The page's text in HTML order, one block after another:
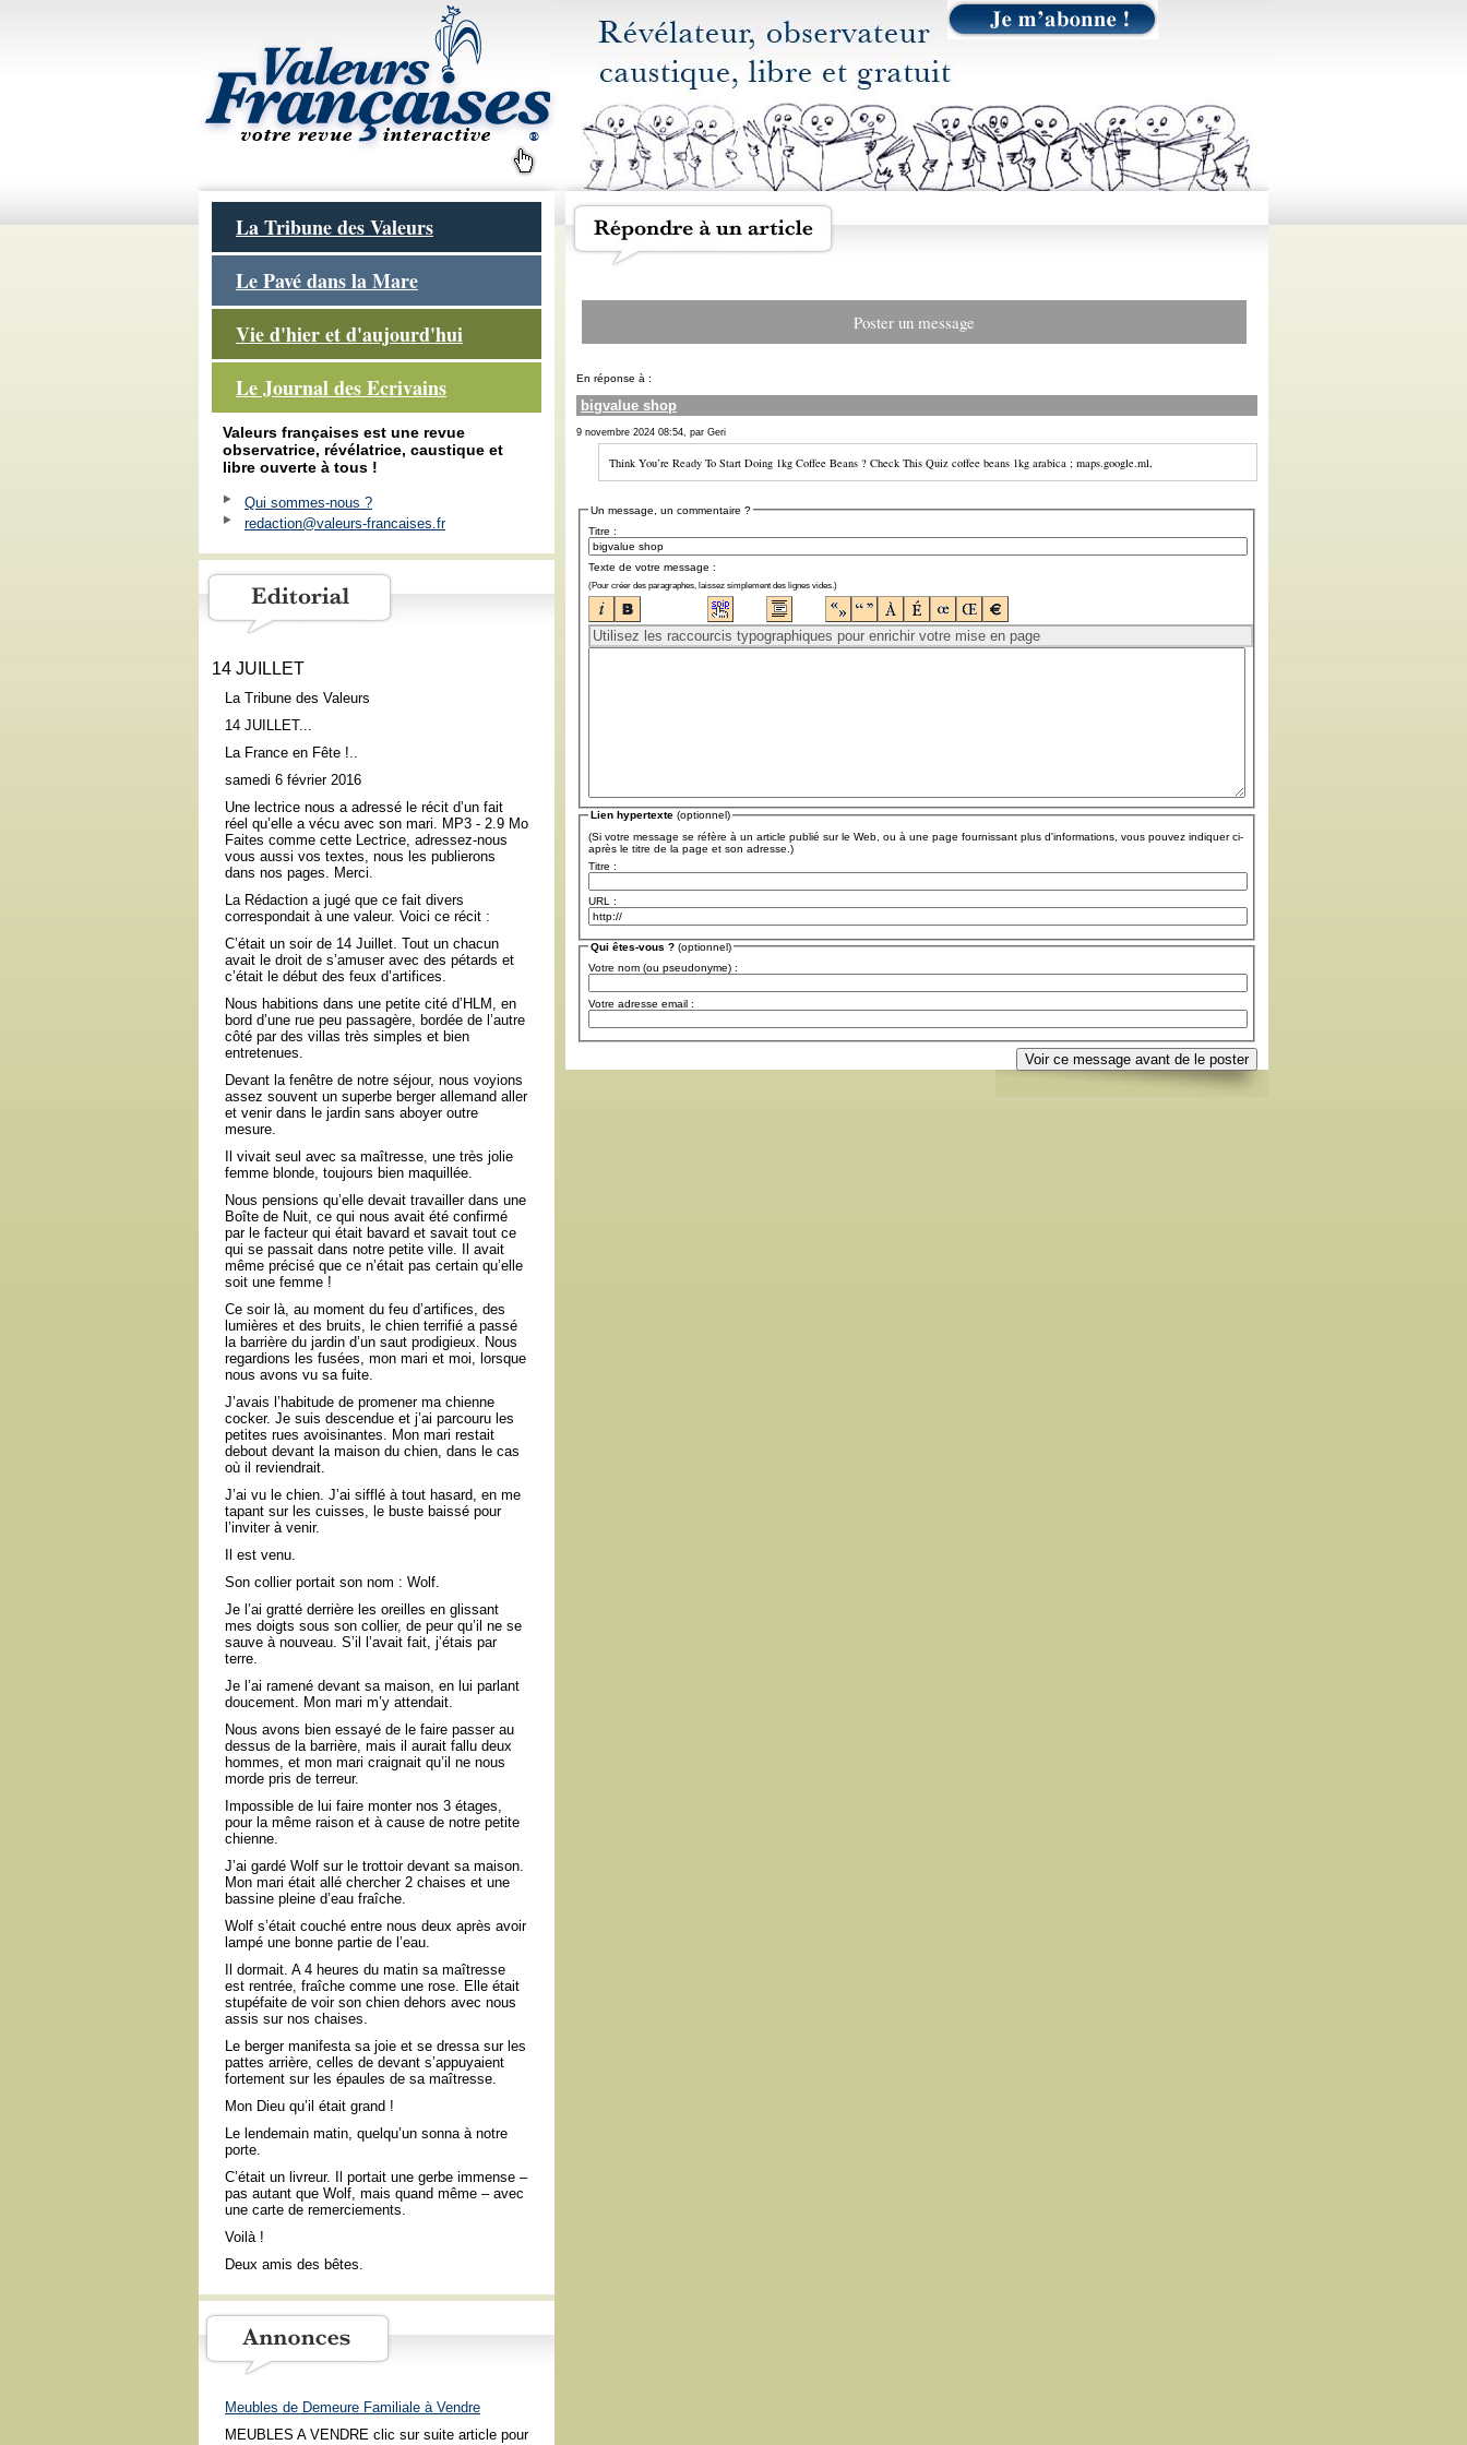
La Tribune des Valeurs
Le Pavé dans la Mare
Vie d'hier et d'aujourd'hui
Le Journal des Ecrivains
Valeurs françaises est une revue
observatrice, révélatrice, caustique et
libre ouverte à tous !
Qui sommes-nous ?
redaction@valeurs-francaises.fr
14 JUILLET
La Tribune des Valeurs
14 JUILLET...
La France en Fête !..
samedi 6 février 2016
Une lectrice nous a adressé le récit d’un fait
réel qu’elle a vécu avec son mari. MP3 - 2.9 Mo
Faites comme cette Lectrice, adressez-nous
vous aussi vos textes, nous les publierons
dans nos pages. Merci.
La Rédaction a jugé que ce fait divers
correspondait à une valeur. Voici ce récit :
C’était un soir de 14 Juillet. Tout un chacun
avait le droit de s’amuser avec des pétards et
c’était le début des feux d’artifices.
Nous habitions dans une petite cité d’HLM, en
bord d’une rue peu passagère, bordée de l’autre
côté par des villas très simples et bien
entretenues.
Devant la fenêtre de notre séjour, nous voyions
assez souvent un superbe berger allemand aller
et venir dans le jardin sans aboyer outre
mesure.
Il vivait seul avec sa maîtresse, une très jolie
femme blonde, toujours bien maquillée.
Nous pensions qu’elle devait travailler dans une
Boîte de Nuit, ce qui nous avait été confirmé
par le facteur qui était bavard et savait tout ce
qui se passait dans notre petite ville. Il avait
même précisé que ce n’était pas certain qu’elle
soit une femme !
Ce soir là, au moment du feu d’artifices, des
lumières et des bruits, le chien terrifié a passé
la barrière du jardin d’un saut prodigieux. Nous
regardions les fusées, mon mari et moi, lorsque
nous avons vu sa fuite.
J’avais l’habitude de promener ma chienne
cocker. Je suis descendue et j’ai parcouru les
petites rues avoisinantes. Mon mari restait
debout devant la maison du chien, dans le cas
où il reviendrait.
J’ai vu le chien. J’ai sifflé à tout hasard, en me
tapant sur les cuisses, le buste baissé pour
l’inviter à venir.
Il est venu.
Son collier portait son nom : Wolf.
Je l’ai gratté derrière les oreilles en glissant
mes doigts sous son collier, de peur qu’il ne se
sauve à nouveau. S’il l’avait fait, j’étais par
terre.
Je l’ai ramené devant sa maison, en lui parlant
doucement. Mon mari m’y attendait.
Nous avons bien essayé de le faire passer au
dessus de la barrière, mais il aurait fallu deux
hommes, et mon mari craignait qu’il ne nous
morde pris de terreur.
Impossible de lui faire monter nos 3 étages,
pour la même raison et à cause de notre petite
chienne.
J’ai gardé Wolf sur le trottoir devant sa maison.
Mon mari était allé chercher 2 chaises et une
bassine pleine d’eau fraîche.
Wolf s’était couché entre nous deux après avoir
lampé une bonne partie de l’eau.
Il dormait. A 4 heures du matin sa maîtresse
est rentrée, fraîche comme une rose. Elle était
stupéfaite de voir son chien dehors avec nous
assis sur nos chaises.
Le berger manifesta sa joie et se dressa sur les
pattes arrière, celles de devant s’appuyaient
fortement sur les épaules de sa maîtresse.
Mon Dieu qu’il était grand !
Le lendemain matin, quelqu’un sonna à notre
porte.
C’était un livreur. Il portait une gerbe immense –
pas autant que Wolf, mais quand même – avec
une carte de remerciements.
Voilà !
Deux amis des bêtes.
Meubles de Demeure Familiale à Vendre
MEUBLES A VENDRE clic sur suite article pour
Poster un message
En réponse à :
bigvalue shop
9 novembre 2024 08:54, par Geri
Think You’re Ready To Start Doing 1kg Coffee Beans ? Check This Quiz coffee beans 1kg arabica ; maps.google.ml,
Un message, un commentaire ?
Titre :
Texte de votre message :
(Pour créer des paragraphes, laissez simplement des lignes vides.)
Lien hypertexte (optionnel)
(Si votre message se réfère à un article publié sur le Web, ou à une page fournissant plus d'informations, vous pouvez indiquer ci-
après le titre de la page et son adresse.)
Titre :
URL :
Qui êtes-vous ? (optionnel)
Votre nom (ou pseudonyme) :
Votre adresse email :